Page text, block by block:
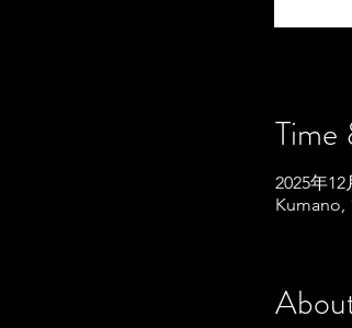
Time
2025年12
Kumano,